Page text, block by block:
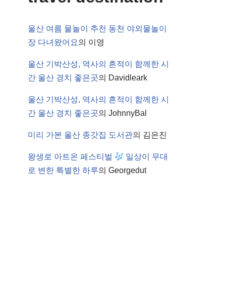
울산 여름 물놀이 추천 동천 야외물놀이
장 다녀왔어요의 이영
울산 기박산성, 역사의 흔적이 함께한 시
간 울산 경치 좋은곳의 Davidleark
울산 기박산성, 역사의 흔적이 함께한 시
간 울산 경치 좋은곳의 JohnnyBal
미리 가본 울산 종갓집 도서관의 김은진
왕생로 아트온 페스티벌
일상이 무대
로 변한 특별한 하루의 Georgedut